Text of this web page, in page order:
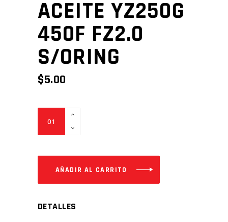
ACEITE YZ250G
450F FZ2.0
S/ORING
$5.00
YZ250G
FZ2.0
Cantidad
AÑADIR AL CARRITO
DETALLES